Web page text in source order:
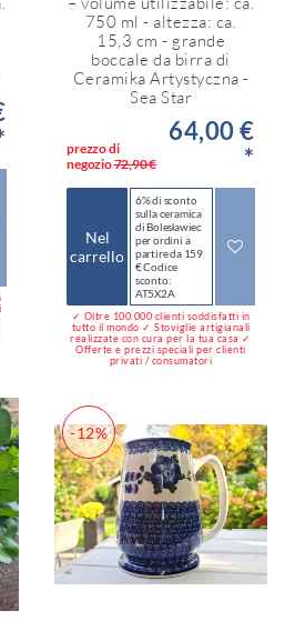
750 ml - altezza: ca.
15,3 cm - grande
boccale da birra di
Ceramika Artystyczna -
Sea Star
prezzo di
negozio72,90 €
64,00 €
*
Nel
carrello
6% di sconto
sulla ceramica
di Bolesławiec
per ordini a
partire da 159
€ Codice
sconto:
AT5X2A
✓ Oltre 100.000 clienti soddisfatti in
tutto il mondo ✓ Stoviglie artigianali
realizzate con cura per la tua casa ✓
Offerte e prezzi speciali per clienti
privati / consumatori
-12%